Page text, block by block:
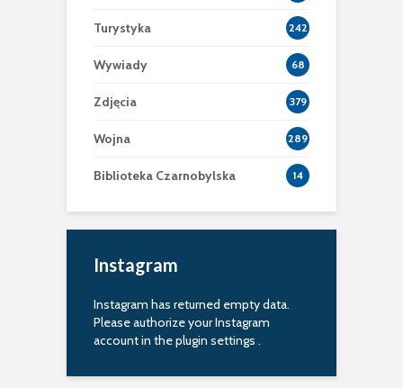
Turystyka 242
Wywiady 68
Zdjęcia 379
Wojna 289
Biblioteka Czarnobylska 14
Instagram
Instagram has returned empty data.
Please authorize your Instagram
account in theplugin settings .